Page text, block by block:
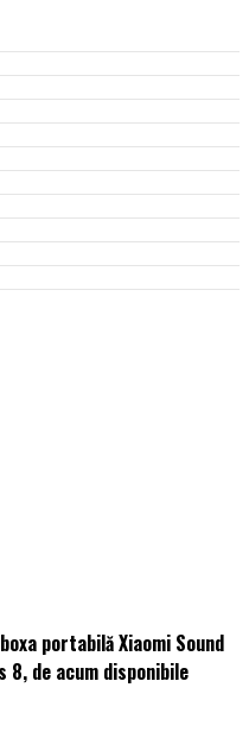
portabilă Xiaomi Sound
8, de acum disponibile